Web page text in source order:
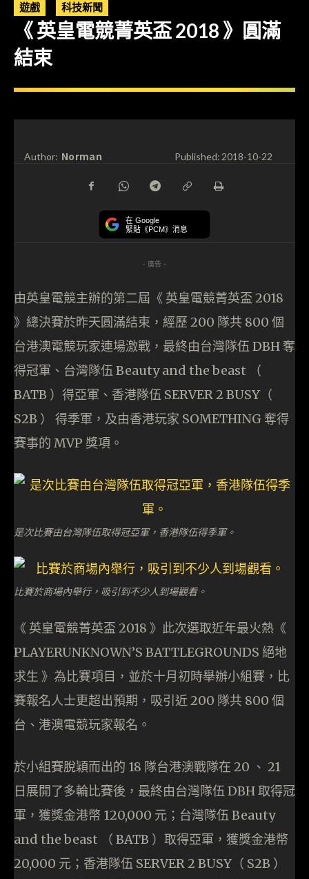
遊戲 科技新聞
《 英皇電競菁英盃 2018 》圓滿
結束
Author: Norman Published:2018-10-22
在 Google
緊貼《PCM》消息
- 廣告 -
由英皇電競主辦的第二屆《 英皇電競菁英盃 2018
》總決賽於昨天圓滿結束，經歷 200 隊共 800 個
台港澳電競玩家連場激戰，最終由台灣隊伍 DBH 奪
得冠軍、台灣隊伍 Beauty and the beast （
BATB ）得亞軍、香港隊伍 SERVER 2 BUSY（
S2B ） 得季軍，及由香港玩家 SOMETHING 奪得
賽事的 MVP 獎項。
是次比賽由台灣隊伍取得冠亞軍，香港隊伍得季軍。
比賽於商場內舉行，吸引到不少人到場觀看。
《 英皇電競菁英盃 2018 》此次選取近年最火熱《
PLAYERUNKNOWN’S BATTLEGROUNDS 絕地
求生 》為比賽項目，並於十月初時舉辦小組賽，比
賽報名人士更超出預期，吸引近 200 隊共 800 個
台、港澳電競玩家報名。
於小組賽脫穎而出的 18 隊台港澳戰隊在 20 、 21
日展開了多輪比賽後，最終由台灣隊伍 DBH 取得冠
軍，獲獎金港幣 120,000 元；台灣隊伍 Beauty
and the beast （ BATB ）取得亞軍，獲獎金港幣
20,000 元；香港隊伍 SERVER 2 BUSY（ S2B ）